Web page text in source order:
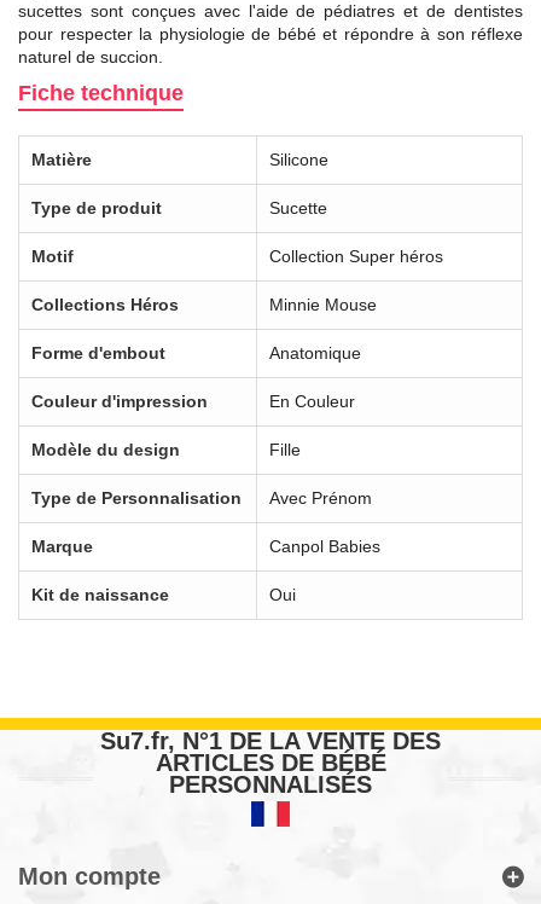
sucettes sont conçues avec l'aide de pédiatres et de dentistes
pour respecter la physiologie de bébé et répondre à son réflexe
naturel de succion.
Fiche technique
Matière Silicone
Type de produit Sucette
Motif Collection Super héros
Collections Héros Minnie Mouse
Forme d'embout Anatomique
Couleur d'impression En Couleur
Modèle du design Fille
Type de Personnalisation Avec Prénom
Marque Canpol Babies
Kit de naissance Oui
Su7.fr, N°1 DE LA VENTE DES
ARTICLES DE BÉBÉ
PERSONNALISÉS
Mon compte